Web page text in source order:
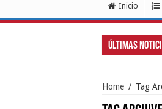
Inicio
Últimas
Home / Tag